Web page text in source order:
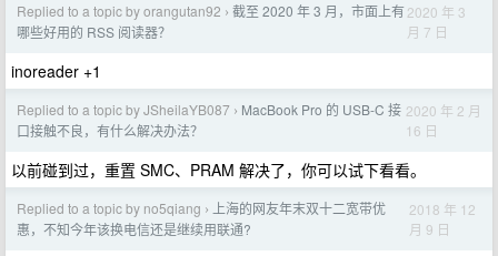
Replied to a topic by orangutan92 › 截至 2020 年 3 月，市面上有
哪些好用的 RSS 阅读器？
2020 年 3
月 7 日
inoreader +1
Replied to a topic by JSheilaYB087 › MacBook Pro 的 USB-C 接
口接触不良，有什么解决办法？
2020 年 2 月
16 日
以前碰到过，重置 SMC、PRAM 解决了，你可以试下看看。
Replied to a topic by no5qiang ›
上海的网友年末双十二宽带优
惠，不知今年该换电信还是继续用联通?
2018 年 12
月 9 日